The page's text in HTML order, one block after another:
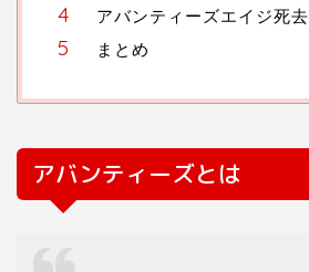
アバンティーズエイジ死
まとめ
アバンティーズとは